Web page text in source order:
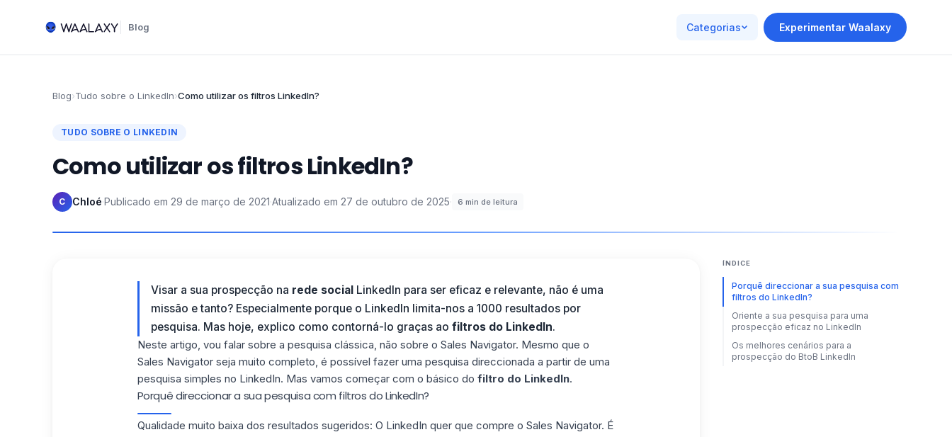
Blog Categorias Experimentar Waalaxy
Blog›Tudo sobre o LinkedIn›Como utilizar os filtros LinkedIn?
TUDO SOBRE O LINKEDIN
Como utilizar os filtros LinkedIn?
C Chloé·Publicado em 29 de março de 2021·Atualizado em 27 de outubro de 2025· 6 min de leitura
Visar a sua prospecção na rede socialLinkedIn para ser eficaz e relevante, não é uma
missão e tanto? Especialmente porque o LinkedIn limita-nos a 1000 resultados por
pesquisa. Mas hoje, explico como contorná-lo graças ao filtros do LinkedIn.
Neste artigo, vou falar sobre a pesquisa clássica, não sobre o Sales Navigator. Mesmo que o
Sales Navigator seja muito completo, é possível fazer uma pesquisa direccionada a partir de uma
pesquisa simples no LinkedIn. Mas vamos começar com o básico do filtro do LinkedIn.
Porquê direccionar a sua pesquisa com filtros do LinkedIn?
Qualidade muito baixa dos resultados sugeridos: O LinkedIn quer que compre o Sales Navigator. É
ÍNDICE
Porquê direccionar a sua pesquisa com
filtros do LinkedIn?
Oriente a sua pesquisa para uma
prospecção eficaz no LinkedIn
Os melhores cenários para a
prospecção do BtoB LinkedIn